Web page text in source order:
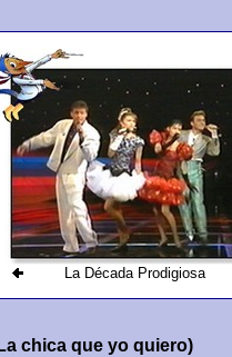
La Década Prodigiosa
chica que yo quiero)